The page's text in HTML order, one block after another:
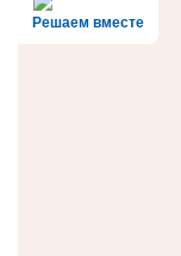
Решаем вместе